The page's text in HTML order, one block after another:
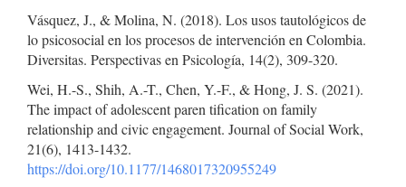
Vásquez, J., & Molina, N. (2018). Los usos tautológicos de
lo psicosocial en los procesos de intervención en Colombia.
Diversitas. Perspectivas en Psicología, 14(2), 309-320.
Wei, H.-S., Shih, A.-T., Chen, Y.-F., & Hong, J. S. (2021).
The impact of adolescent paren tification on family
relationship and civic engagement. Journal of Social Work,
21(6), 1413-1432.
https://doi.org/10.1177/1468017320955249